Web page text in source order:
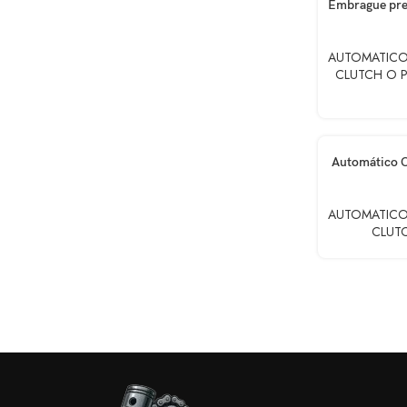
AÑADIR AL
Embrague
CLUTCH O
AÑADIR AL
Automático